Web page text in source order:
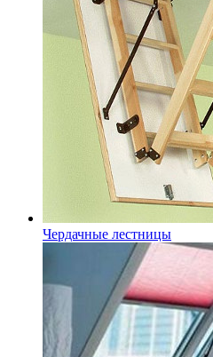
Чердачные лестницы